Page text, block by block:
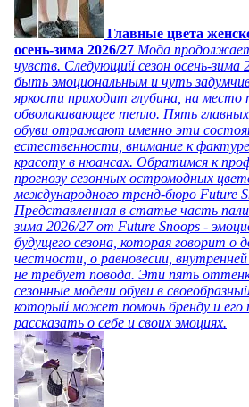
Главные цвета
осень-зима 2026/27 Мода
чувств. Следующий сезон осень-зима
быть эмоциональным и чуть
яркости приходит глубина, на место
обволакивающее тепло. Пять
обуви отражают именно эти
естественности, внимание к
красоту в нюансах. Обратимся к
прогнозу сезонных остромодных
международного тренд-бюро Future
Представленная в статье часть
зима 2026/27 от Future Snoops -
будущего сезона, которая говорит о
честности, о равновесии,
не требует повода. Эти пять
сезонные модели обуви в
который может помочь бренду и его
рассказать о себе и своих эмоциях.